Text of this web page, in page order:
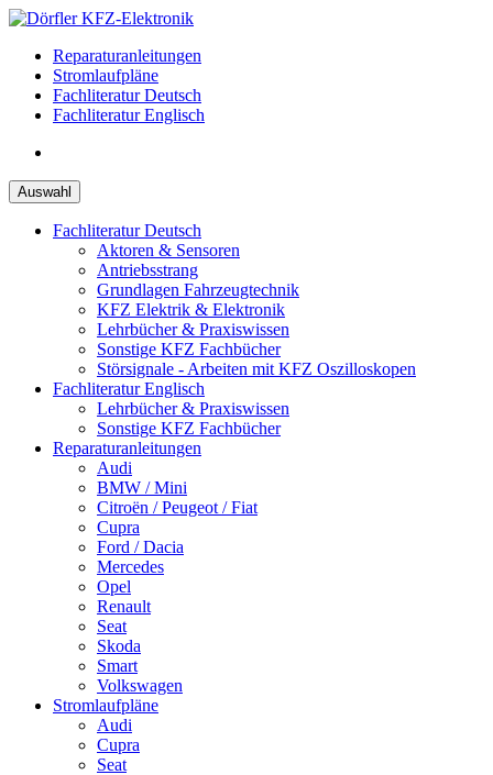
Zum
springenReparaturanleitungen
Stromlaufpläne
Fachliteratur Deutsch
Fachliteratur Englisch
Auswahl
Fachliteratur Deutsch
Aktoren & Sensoren
Antriebsstrang
Grundlagen Fahrzeugtechnik
KFZ Elektrik & Elektronik
Lehrbücher & Praxiswissen
Sonstige KFZ Fachbücher
Störsignale - Arbeiten mit KFZ Oszilloskopen
Fachliteratur Englisch
Lehrbücher & Praxiswissen
Sonstige KFZ Fachbücher
Reparaturanleitungen
Audi
BMW / Mini
Citroën / Peugeot / Fiat
Cupra
Ford / Dacia
Mercedes
Opel
Renault
Seat
Skoda
Smart
Volkswagen
Stromlaufpläne
Audi
Cupra
Seat